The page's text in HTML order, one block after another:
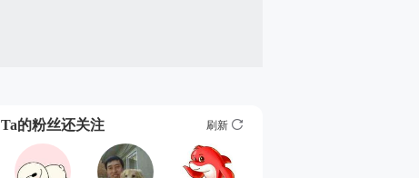
Ta的粉丝还关注 刷新